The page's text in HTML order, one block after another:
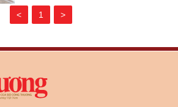
< 1 >